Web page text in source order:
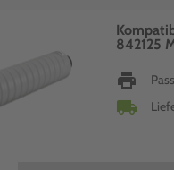
842125
print
local_shipping